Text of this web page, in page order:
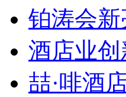
铂涛会新
酒店业
喆·啡酒